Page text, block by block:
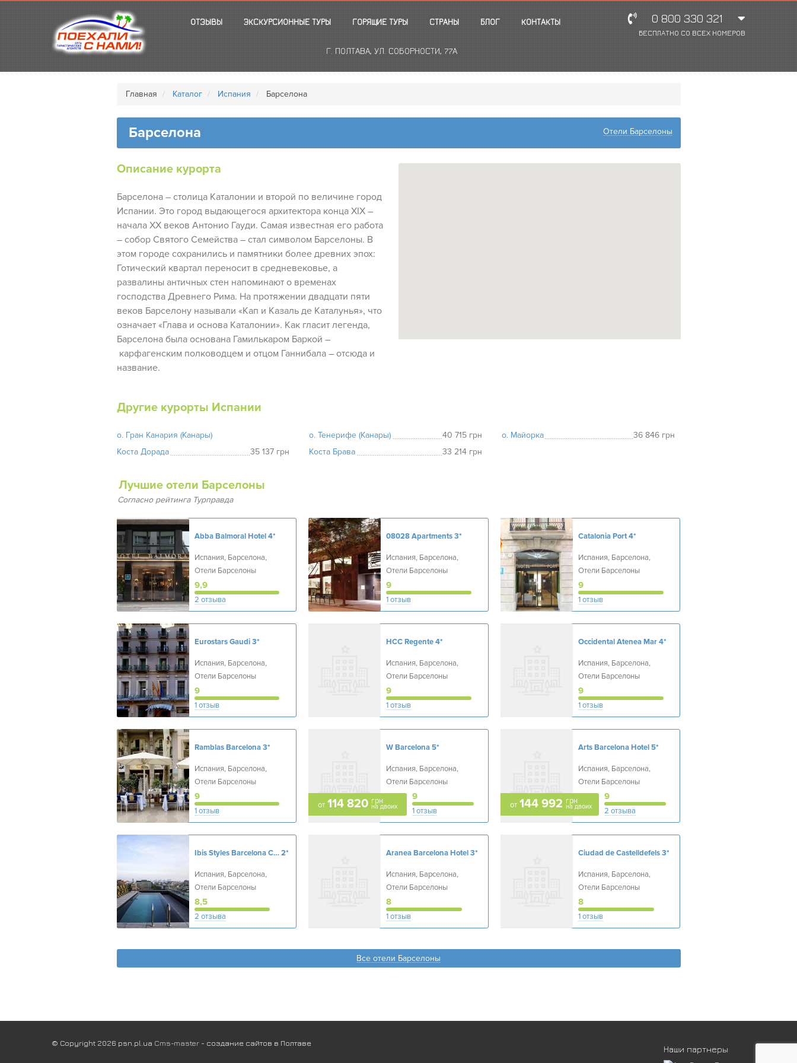
ОТЗЫВЫ ЭКСКУРСИОННЫЕ ТУРЫ ГОРЯЩИЕ ТУРЫ СТРАНЫ БЛОГ КОНТАКТЫ
Г. ПОЛТАВА, УЛ. СОБОРНОСТИ, 77А
0 800 330 321
БЕСПЛАТНО СО ВСЕХ НОМЕРОВ
Главная Каталог Испания Барселона
Барселона Отели Барселоны
Описание курорта
Барселона – столица Каталонии и второй по величине город
Испании. Это город выдающегося архитектора конца XIX –
начала XX веков Антонио Гауди. Самая известная его работа
– собор Святого Семейства – стал символом Барселоны. В
этом городе сохранились и памятники более древних эпох:
Готический квартал переносит в средневековье, а
развалины античных стен напоминают о временах
господства Древнего Рима. На протяжении двадцати пяти
веков Барселону называли «Кап и Казаль де Каталунья», что
означает «Глава и основа Каталонии». Как гласит легенда,
Барселона была основана Гамилькаром Баркой –
карфагенским полководцем и отцом Ганнибала – отсюда и
название.
Другие курорты Испании
о. Гран Канария (Канары) о. Тенерифе (Канары) 40 715 грн о. Майорка
36 846 грн
Коста Дорада
35 137 грн Коста Брава 33 214 грн
Лучшие отели Барселоны
Согласно рейтинга Турправда
Abba Balmoral Hotel 4*
Испания, Барселона,
Отели Барселоны
9,9
2 отзыва
08028 Apartments3*
Испания, Барселона,
Отели Барселоны
9
1 отзыв
Catalonia Port4*
Испания, Барселона,
Отели Барселоны
9
1 отзыв
Eurostars Gaudi 3*
Испания, Барселона,
Отели Барселоны
9
1 отзыв
HСС Regente4*
Испания, Барселона,
Отели Барселоны
9
1 отзыв
Occidental Atenea Mar4*
Испания, Барселона,
Отели Барселоны
9
1 отзыв
Ramblas Barcelona 3*
Испания, Барселона,
Отели Барселоны
9
1 отзыв
от 114 820 грн
на двоих
W Barcelona5*
Испания, Барселона,
Отели Барселоны
9
1 отзыв
от 144 992 грн
на двоих
Arts Barcelona Hotel5*
Испания, Барселона,
Отели Барселоны
9
2 отзыва
Ibis Styles Barcelona City Bogatell 2*
Испания, Барселона,
Отели Барселоны
8,5
2 отзыва
Aranea Barcelona Hotel3*
Испания, Барселона,
Отели Барселоны
8
1 отзыв
Ciudad de Castelldefels3*
Испания, Барселона,
Отели Барселоны
8
1 отзыв
Все отели Барселоны
© Copyright 2026 psn.pl.ua Cms-master - создание сайтов в Полтаве
Наши партнеры